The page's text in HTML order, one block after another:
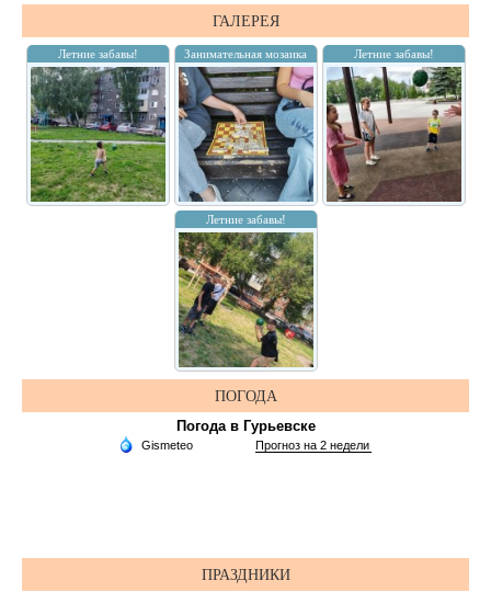
ГАЛЕРЕЯ
Летние забавы! Занимательная мозаика Летние забавы!
Летние забавы!
ПОГОДА
Погода в Гурьевске
ПРАЗДНИКИ